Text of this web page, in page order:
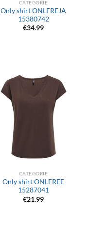
CATEGORIE
Only shirt ONLFREJA
15380742
€34.99
CATEGORIE
Only shirt ONLFREE
15287041
€21.99